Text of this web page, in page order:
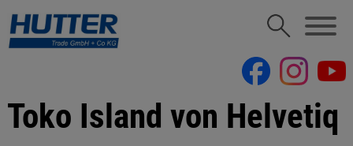
Toko Island von Helvetiq